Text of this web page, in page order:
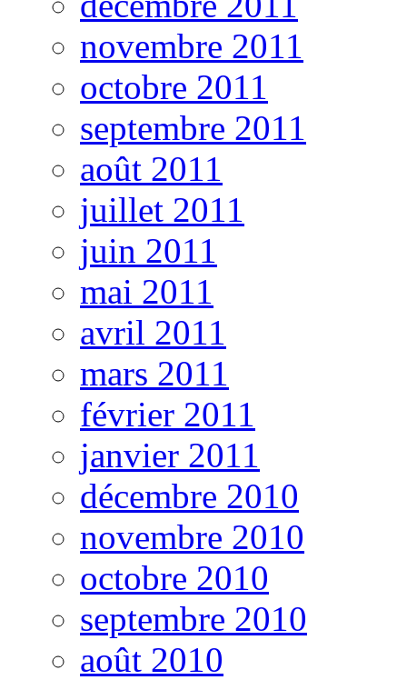
novembre 2011
octobre 2011
septembre 2011
août 2011
juillet 2011
juin 2011
mai 2011
avril 2011
mars 2011
février 2011
janvier 2011
décembre 2010
novembre 2010
octobre 2010
septembre 2010
août 2010